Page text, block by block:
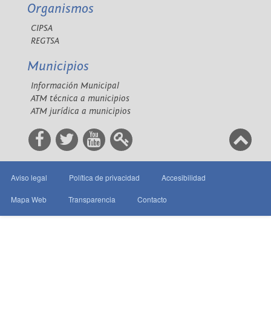
Organismos
CIPSA
REGTSA
Municipios
Información Municipal
ATM técnica a municipios
ATM jurídica a municipios
Aviso legal Política de privacidad Accesibilidad
Mapa Web Transparencia Contacto